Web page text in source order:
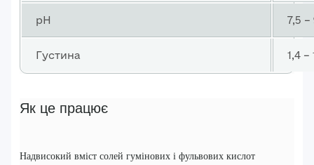
pH 7,5 –
Густина 1,4 –
Як це працює
Надвисокий вміст солей гумінових і фульвових кислот